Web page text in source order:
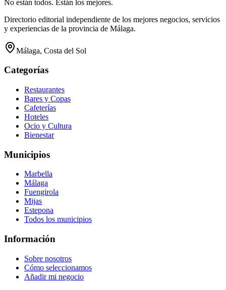
No están todos. Están los mejores.
Directorio editorial independiente de los mejores negocios, servicios
y experiencias de la provincia de Málaga.
Málaga, Costa del Sol
Categorías
Restaurantes
Bares y Copas
Cafeterías
Hoteles
Ocio y Cultura
Bienestar
Municipios
Marbella
Málaga
Fuengirola
Mijas
Estepona
Todos los municipios
Información
Sobre nosotros
Cómo seleccionamos
Añadir mi negocio